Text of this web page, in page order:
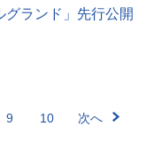
ランド」先行公開
9 10 次へ